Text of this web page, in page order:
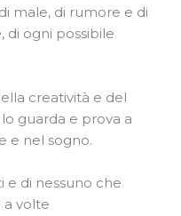
male, di rumore e di
di ogni possibile
creatività e del
guarda e prova a
e nel sogno.
e di nessuno che
a volte